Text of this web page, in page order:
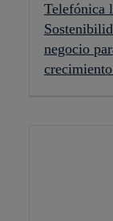
Telefónica
negocio